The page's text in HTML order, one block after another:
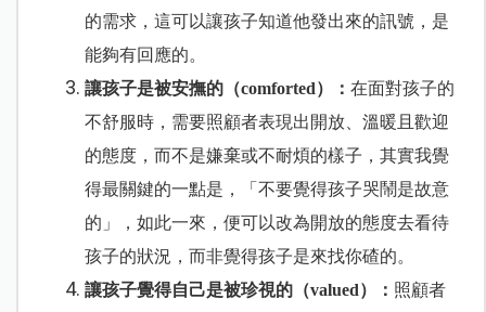
的需求，這可以讓孩子知道他發出來的訊號，是
能夠有回應的。
讓孩子是被安撫的（comforted）： 在面對孩子的
不舒服時，需要照顧者表現出開放、溫暖且歡迎
的態度，而不是嫌棄或不耐煩的樣子，其實我覺
得最關鍵的一點是，「不要覺得孩子哭鬧是故意
的」，如此一來，便可以改為開放的態度去看待
孩子的狀況，而非覺得孩子是來找你碴的。
讓孩子覺得自己是被珍視的（valued）： 照顧者